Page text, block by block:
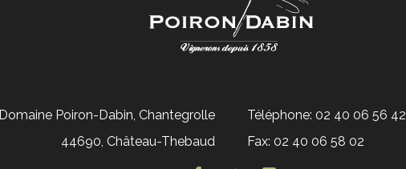
Téléphone: 02 40 06 56 42
Fax: 02 40 06 58 02
Domaine Poiron-Dabin, Chantegrolle
44690, Château-Thebaud